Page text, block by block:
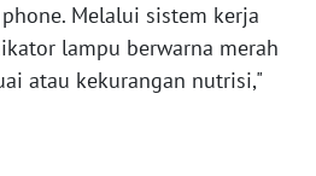
Melalui sistem kerja
lampu berwarna merah
atau kekurangan nutrisi,"